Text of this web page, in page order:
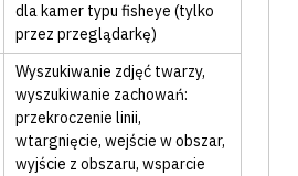
dla kamer typu fisheye (tylko
przez przeglądarkę)
Wyszukiwanie zdjęć twarzy,
wyszukiwanie zachowań:
przekroczenie linii,
wtargnięcie, wejście w obszar,
wyjście z obszaru, wsparcie